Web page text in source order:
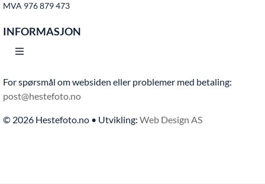
MVA 976 879 473
INFORMASJON
Toggle
Hjem
Bruksvilkår
For spørsmål om websiden eller problemer med betaling:
post@hestefoto.no
© 2026 Hestefoto.no • Utvikling: Web Design AS